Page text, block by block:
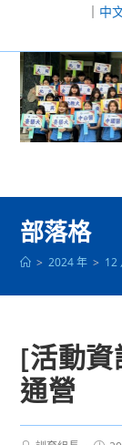
至
｜ 中
部落格
> 2024 年 > 12
[活動
通營